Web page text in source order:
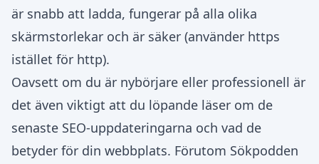
är snabb att ladda, fungerar på alla olika
skärmstorlekar och är säker (använder https
istället för http).
Oavsett om du är nybörjare eller professionell är
det även viktigt att du löpande läser om de
senaste SEO-uppdateringarna och vad de
betyder för din webbplats. Förutom Sökpodden